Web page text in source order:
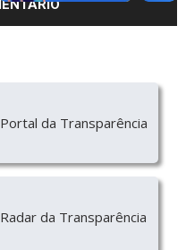
Portal da Transparência
Radar da Transparência